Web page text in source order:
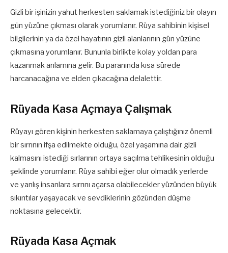
Gizli bir işinizin yahut herkesten saklamak istediğiniz bir olayın
gün yüzüne çıkması olarak yorumlanır. Rüya sahibinin kişisel
bilgilerinin ya da özel hayatının gizli alanlarının gün yüzüne
çıkmasına yorumlanır. Bununla birlikte kolay yoldan para
kazanmak anlamına gelir. Bu paranında kısa sürede
harcanacağına ve elden çıkacağına delalettir.
Rüyada Kasa Açmaya Çalışmak
Rüyayı gören kişinin herkesten saklamaya çalıştığınız önemli
bir sırrının ifşa edilmekte olduğu, özel yaşamına dair gizli
kalmasını istediği sırlarının ortaya saçılma tehlikesinin olduğu
şeklinde yorumlanır. Rüya sahibi eğer olur olmadık yerlerde
ve yanlış insanlara sırrını açarsa olabilecekler yüzünden büyük
sıkıntılar yaşayacak ve sevdiklerinin gözünden düşme
noktasına gelecektir.
Rüyada Kasa Açmak